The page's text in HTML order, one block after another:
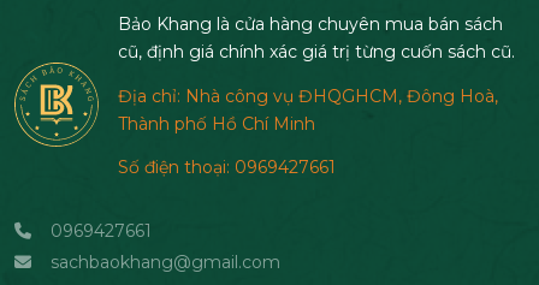
Bảo Khang là cửa hàng chuyên mua bán sách
cũ, định giá chính xác giá trị từng cuốn sách cũ.
Địa chỉ: Nhà công vụ ĐHQGHCM, Đông Hoà,
Thành phố Hồ Chí Minh
Số điện thoại: 0969427661
0969427661
sachbaokhang@gmail.com